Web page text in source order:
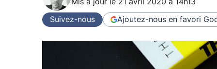
Mis à jour le 21 avril 2020 à 14h13
Suivez-nous Ajoutez-nous en favori